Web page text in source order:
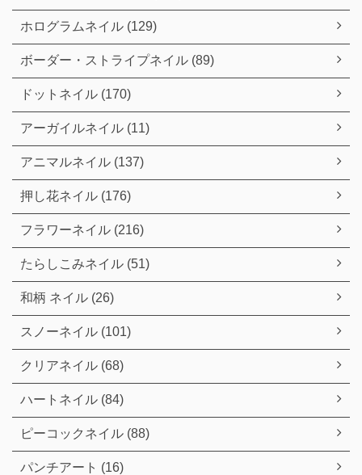
ホログラムネイル (129)
ボーダー・ストライプネイル (89)
ドットネイル (170)
アーガイルネイル (11)
アニマルネイル (137)
押し花ネイル (176)
フラワーネイル (216)
たらしこみネイル (51)
和柄 ネイル (26)
スノーネイル (101)
クリアネイル (68)
ハートネイル (84)
ピーコックネイル (88)
パンチアート (16)